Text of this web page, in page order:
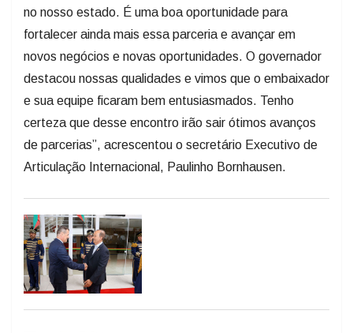
no nosso estado. É uma boa oportunidade para
fortalecer ainda mais essa parceria e avançar em
novos negócios e novas oportunidades. O governador
destacou nossas qualidades e vimos que o embaixador
e sua equipe ficaram bem entusiasmados. Tenho
certeza que desse encontro irão sair ótimos avanços
de parcerias”, acrescentou o secretário Executivo de
Articulação Internacional, Paulinho Bornhausen.